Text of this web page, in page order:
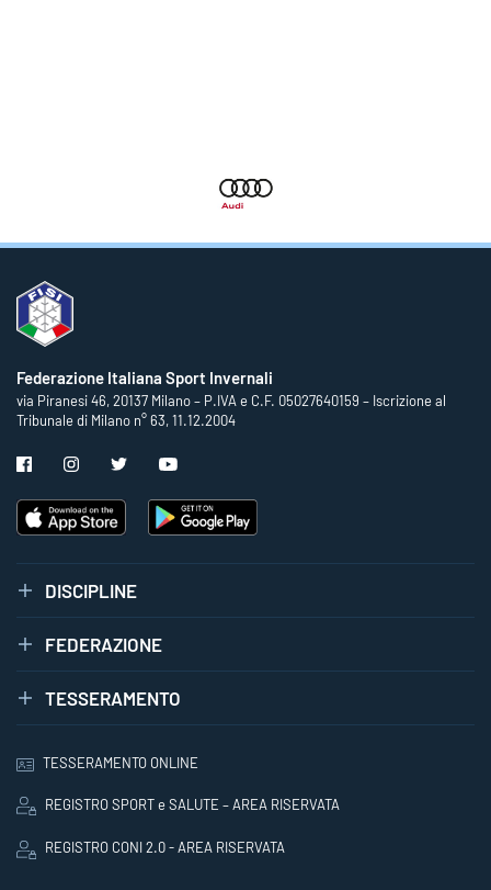
Federazione Italiana Sport Invernali
via Piranesi 46, 20137 Milano – P.IVA e C.F. 05027640159 – Iscrizione al
Tribunale di Milano n° 63, 11.12.2004
DISCIPLINE
FEDERAZIONE
TESSERAMENTO
TESSERAMENTO ONLINE
REGISTRO SPORT e SALUTE – AREA RISERVATA
REGISTRO CONI 2.0 - AREA RISERVATA